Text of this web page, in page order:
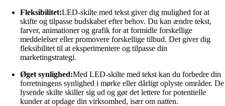
Fleksibilitet:LED-skilte med tekst giver dig mulighed for at
skifte og tilpasse budskabet efter behov. Du kan ændre tekst,
farver, animationer og grafik for at formidle forskellige
meddelelser eller promovere forskellige tilbud. Det giver dig
fleksibilitet til at eksperimentere og tilpasse din
marketingstrategi.
Øget synlighed:Med LED-skilte med tekst kan du forbedre din
forretningens synlighed i mørke eller dårligt oplyste områder. De
lysende skilte skiller sig ud og gør det lettere for potentielle
kunder at opdage din virksomhed, især om natten.